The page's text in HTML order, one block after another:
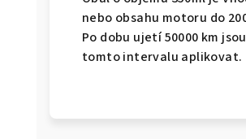
nebo obsahu motoru do
Po dobu ujetí 50000 km
tomto intervalu aplikovat.